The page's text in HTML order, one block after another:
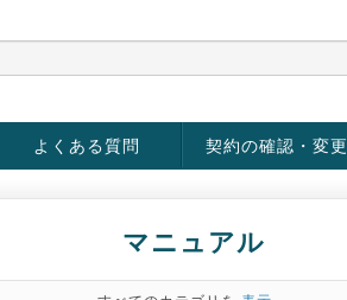
よくある質問 契約の確認・変更
マニュアル